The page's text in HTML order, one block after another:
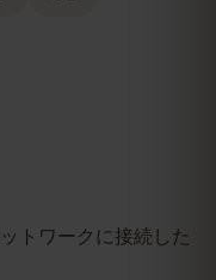
トワークに接続した